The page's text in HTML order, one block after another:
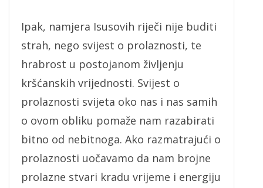
Ipak, namjera Isusovih riječi nije buditi
strah, nego svijest o prolaznosti, te
hrabrost u postojanom življenju
kršćanskih vrijednosti. Svijest o
prolaznosti svijeta oko nas i nas samih
o ovom obliku pomaže nam razabirati
bitno od nebitnoga. Ako razmatrajući o
prolaznosti uočavamo da nam brojne
prolazne stvari kradu vrijeme i energiju